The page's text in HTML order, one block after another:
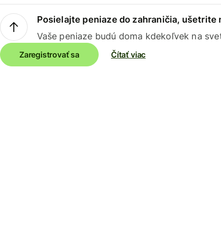
Posielajte peniaze do zahraničia, ušetrite
Vaše peniaze budú doma kdekoľvek na
Zaregistrovať sa Čítať viac